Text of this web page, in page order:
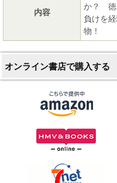
内容
か？ 徳
負けを
物！
オンライン書店で購入する